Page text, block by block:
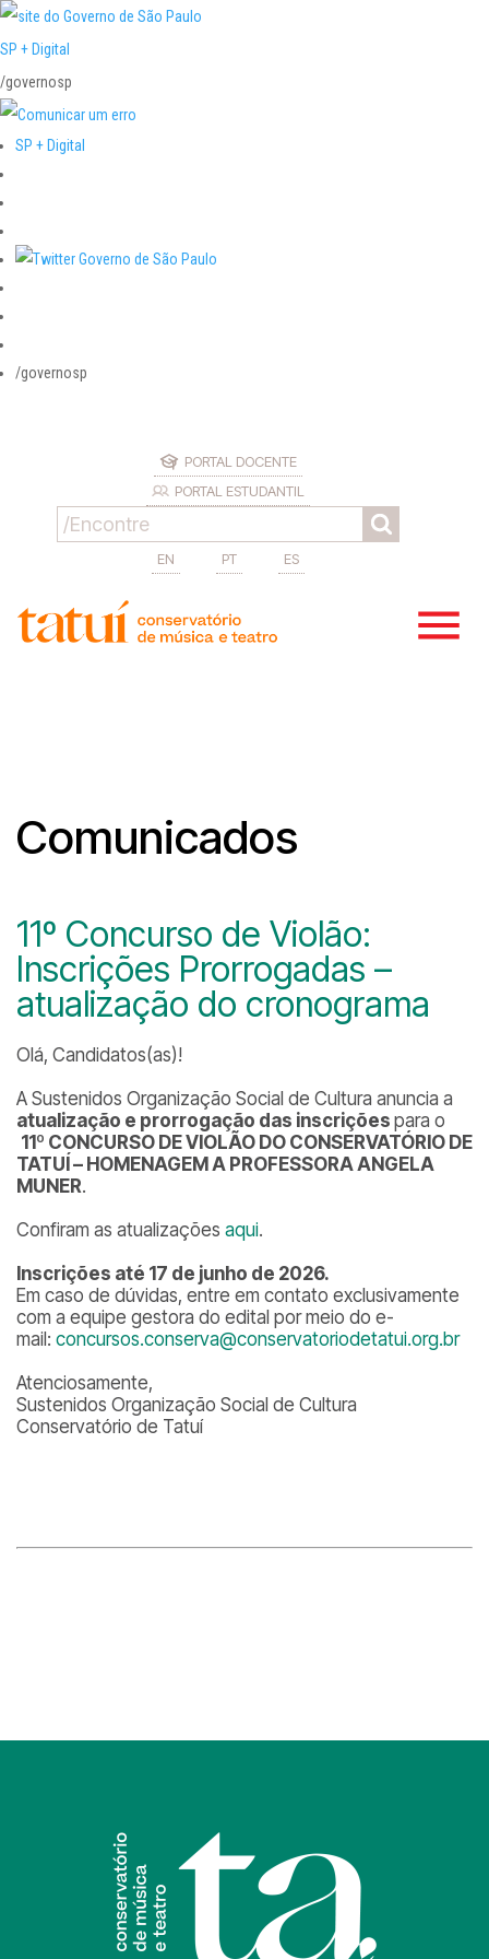
SP + Digital
/governosp
SP + Digital
/governosp
PORTAL DOCENTE
PORTAL ESTUDANTIL
EN PT ES
Comunicados
11º Concurso de Violão:
Inscrições Prorrogadas –
atualização do cronograma
Olá, Candidatos(as)!
A Sustenidos Organização Social de Cultura anuncia a
atualização e prorrogação das inscrições para o
11º CONCURSO DE VIOLÃO DO CONSERVATÓRIO DE
TATUÍ – HOMENAGEM A PROFESSORA ANGELA
MUNER.
Confiram as atualizações aqui.
Inscrições até 17 de junho de 2026.
Em caso de dúvidas, entre em contato exclusivamente
com a equipe gestora do edital por meio do e-
mail: concursos.conserva@conservatoriodetatui.org.br
Atenciosamente,
Sustenidos Organização Social de Cultura
Conservatório de Tatuí